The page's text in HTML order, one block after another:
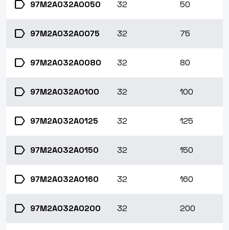
label 97M2A032A0050 32 50
label 97M2A032A0075 32 75
label 97M2A032A0080 32 80
label 97M2A032A0100 32 100
label 97M2A032A0125 32 125
label 97M2A032A0150 32 150
label 97M2A032A0160 32 160
label 97M2A032A0200 32 200